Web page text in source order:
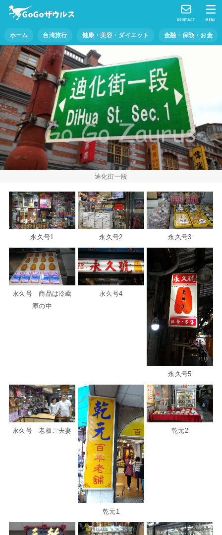
ホーム 台湾旅行 健康・美容・ダイエット 金融・保険・お金
CONTACT MENU
迪化街一段
永久号1 永久号2 永久号3
永久号 商品は冷蔵
庫の中
永久号4
永久号5
永久号 老板ご夫妻
乾元1
乾元2